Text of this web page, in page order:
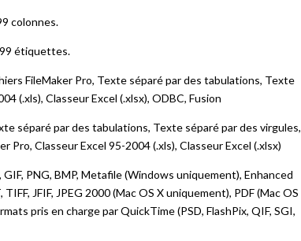
colonnes.
99 étiquettes.
FileMaker Pro, Texte séparé par des tabulations, Texte
(.xls), Classeur Excel (.xlsx), ODBC, Fusion
séparé par des tabulations, Texte séparé par des virgules,
Pro, Classeur Excel 95-2004 (.xls), Classeur Excel (.xlsx)
GIF, PNG, BMP, Metafile (Windows uniquement), Enhanced
JFIF, JPEG 2000 (Mac OS X uniquement), PDF (Mac OS
pris en charge par QuickTime (PSD, FlashPix, QIF, SGI,